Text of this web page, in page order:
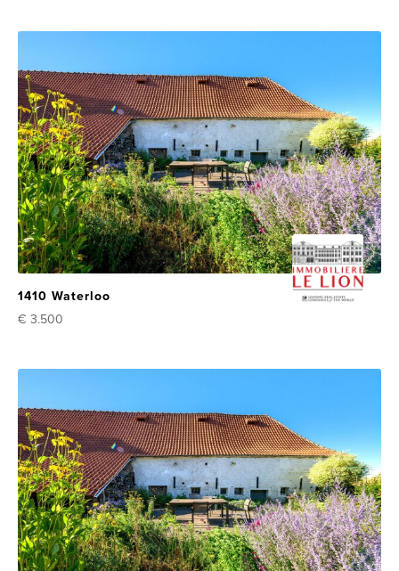
1410 Waterloo
€ 3.500